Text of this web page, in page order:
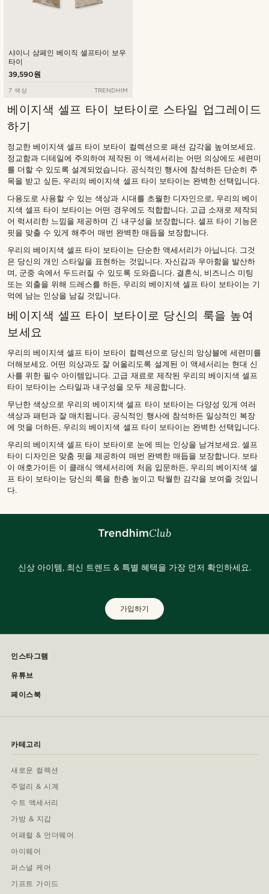
샤이니 샴페인 베이직 셀프타이 보우
타이
39,590원
7 색상 TRENDHIM
베이지색 셀프 타이 보타이로 스타일 업그레이드
하기
정교한 베이지색 셀프 타이 보타이 컬렉션으로 패션 감각을 높여보세요.
정교함과 디테일에 주의하여 제작된 이 액세서리는 어떤 의상에도 세련미
를 더할 수 있도록 설계되었습니다. 공식적인 행사에 참석하든 단순히 주
목을 받고 싶든, 우리의 베이지색 셀프 타이 보타이는 완벽한 선택입니다.
다용도로 사용할 수 있는 색상과 시대를 초월한 디자인으로, 우리의 베이
지색 셀프 타이 보타이는 어떤 경우에도 적합합니다. 고급 소재로 제작되
어 럭셔리한 느낌을 제공하며 긴 내구성을 보장합니다. 셀프 타이 기능은
핏을 맞출 수 있게 해주어 매번 완벽한 매듭을 보장합니다.
우리의 베이지색 셀프 타이 보타이는 단순한 액세서리가 아닙니다. 그것
은 당신의 개인 스타일을 표현하는 것입니다. 자신감과 우아함을 발산하
며, 군중 속에서 두드러질 수 있도록 도와줍니다. 결혼식, 비즈니스 미팅
또는 외출을 위해 드레스를 하든, 우리의 베이지색 셀프 타이 보타이는 기
억에 남는 인상을 남길 것입니다.
베이지색 셀프 타이 보타이로 당신의 룩을 높여
보세요
우리의 베이지색 셀프 타이 보타이 컬렉션으로 당신의 앙상블에 세련미를
더해보세요. 어떤 의상과도 잘 어울리도록 설계된 이 액세서리는 현대 신
사를 위한 필수 아이템입니다. 고급 재료로 제작된 우리의 베이지색 셀프
타이 보타이는 스타일과 내구성을 모두 제공합니다.
무난한 색상으로 우리의 베이지색 셀프 타이 보타이는 다양성 있게 여러
색상과 패턴과 잘 매치됩니다. 공식적인 행사에 참석하든 일상적인 복장
에 멋을 더하든, 우리의 베이지색 셀프 타이 보타이는 완벽한 선택입니다.
우리의 베이지색 셀프 타이 보타이로 눈에 띄는 인상을 남겨보세요. 셀프
타이 디자인은 맞춤 핏을 제공하여 매번 완벽한 매듭을 보장합니다. 보타
이 애호가이든 이 클래식 액세서리에 처음 입문하든, 우리의 베이지색 셀
프 타이 보타이는 당신의 룩을 한층 높이고 탁월한 감각을 보여줄 것입니
다.
신상 아이템, 최신 트렌드 & 특별 혜택을 가장 먼저 확인하세요.
가입하기
인스타그램
유튜브
페이스북
카테고리
새로운 컬렉션
주얼리 & 시계
수트 액세서리
가방 & 지갑
어패럴 & 언더웨어
아이웨어
퍼스널 케어
기프트 가이드